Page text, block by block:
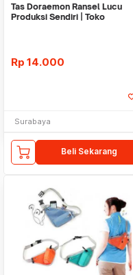
Tas Doraemon Ransel Lucu
Produksi Sendiri | Toko
Rp 14.000
Surabaya
Beli Sekarang